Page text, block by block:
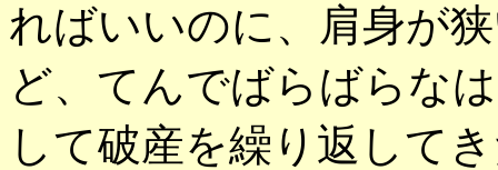
ればいいのに、肩身が
ど、てんでばらばらな
して破産を繰り返して